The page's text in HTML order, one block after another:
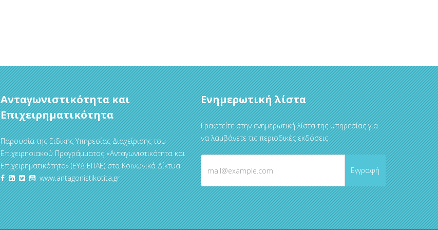
Ανταγωνιστικότητα και
Επιχειρηματικότητα
Παρουσία της Ειδικής Υπηρεσίας Διαχείρισης του
Επιχειρησιακού Προγράμματος «Ανταγωνιστικότητα και
Επιχειρηματικότητα» (ΕΥΔ ΕΠΑΕ) στα Κοινωνικά Δίκτυα
www.antagonistikotita.gr
Ενημερωτική λίστα
Γραφτείτε στην ενημερωτική λίστα της υπηρεσίας για
να λαμβάνετε τις περιοδικές εκδόσεις